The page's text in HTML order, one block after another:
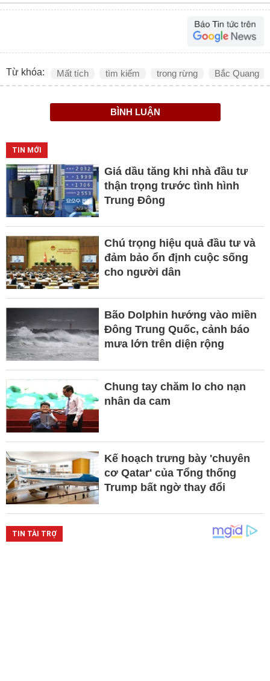
Từ khóa: Mất tích tìm kiếm trong rừng Bắc Quang
BÌNH LUẬN
TIN MỚI
Giá dầu tăng khi nhà đầu tư
thận trọng trước tình hình
Trung Đông
Chú trọng hiệu quả đầu tư và
đảm bảo ổn định cuộc sống
cho người dân
Bão Dolphin hướng vào miền
Đông Trung Quốc, cảnh báo
mưa lớn trên diện rộng
Chung tay chăm lo cho nạn
nhân da cam
Kế hoạch trưng bày 'chuyên
cơ Qatar' của Tổng thống
Trump bất ngờ thay đổi